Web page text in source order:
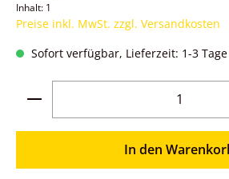
Inhalt: 1
Preise inkl. MwSt. zzgl. Versandkosten
Sofort verfügbar, Lieferzeit: 1-3 Tage
Produkt Anzahl: Gib
In den